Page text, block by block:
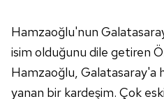
Hamzaoğlu'nun
isim olduğunu dile getiren
Hamzaoğlu, Galatasaray'a
yanan bir kardeşim. Çok